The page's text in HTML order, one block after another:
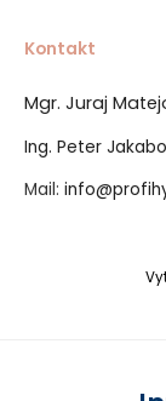
Kontakt
Mgr. Juraj
Ing. Peter
Mail: